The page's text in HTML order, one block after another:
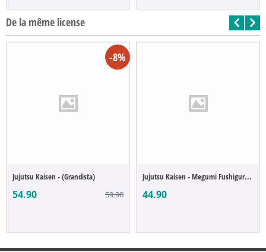
De la même license
-8%
Jujutsu Kaisen - (Grandista)
54.90 59.90
Jujutsu Kaisen - Megumi Fushiguro (Maxima...
44.90